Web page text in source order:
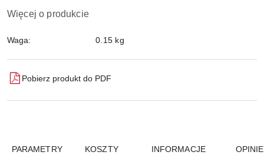
Więcej o produkcie
Waga: 0.15 kg
Pobierz produkt do PDF
PARAMETRY
KOSZTY
INFORMACJE
OPINIE